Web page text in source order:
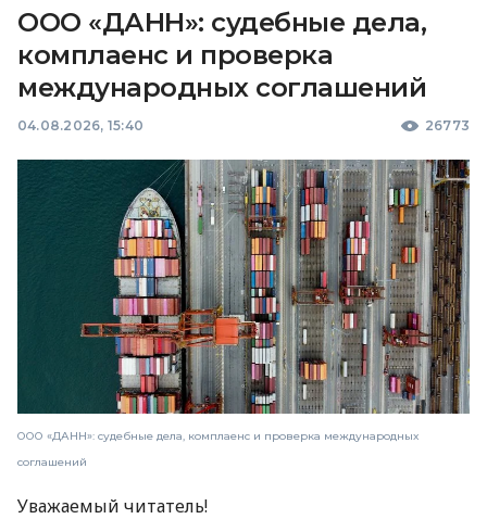
ООО «ДАНН»: судебные дела,
комплаенс и проверка
международных соглашений
04.08.2026, 15:40 26773
ООО «ДАНН»: судебные дела, комплаенс и проверка международных
соглашений
Уважаемый читатель!